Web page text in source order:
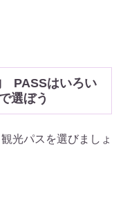
PASSはいろい
選ぼう
光パスを選びましょ